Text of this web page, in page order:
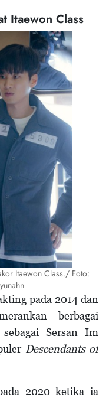
Itaewon Class
Itaewon Class./ Foto:
pada 2014 dan
berbagai
Sersan Im
Descendants of
2020 ketika ia